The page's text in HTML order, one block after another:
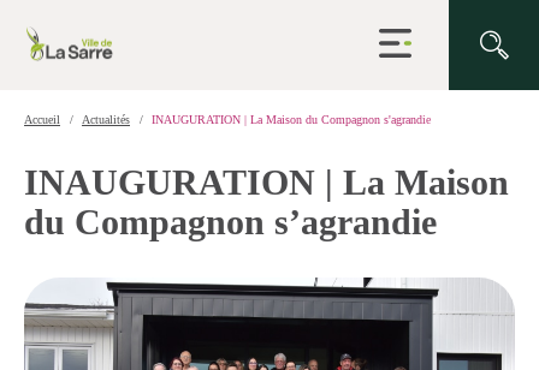
Ouvrir
la
Accueil Actualités INAUGURATION | La Maison du Compagnon s'agrandie
INAUGURATION | La Maison
du Compagnon s’agrandie